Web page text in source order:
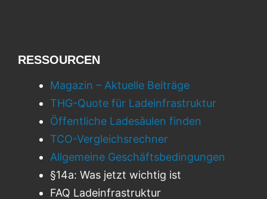
RESSOURCEN
Magazin – Aktuelle Beiträge
THG-Quote für Ladeinfrastruktur
Öffentliche Ladesäulen finden
TCO-Vergleichsrechner
Allgemeine Geschäftsbedingungen
§14a: Was jetzt wichtig ist
FAQ Ladeinfrastruktur